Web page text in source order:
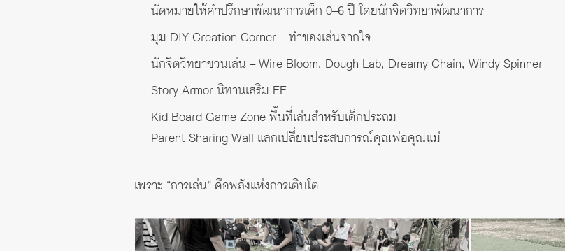
นัดหมายให้คำปรึกษาพัฒนาการเด็ก 0–6 ปี โดยนักจิตวิทยาพัฒนาการ
มุม DIY Creation Corner – ทำของเล่นจากใจ
นักจิตวิทยาชวนเล่น – Wire Bloom, Dough Lab, Dreamy Chain, Windy Spinner
Story Armor นิทานเสริม EF
Kid Board Game Zone พื้นที่เล่นสำหรับเด็กประถม
Parent Sharing Wall แลกเปลี่ยนประสบการณ์คุณพ่อคุณแม่
เพราะ “การเล่น” คือพลังแห่งการเติบโต